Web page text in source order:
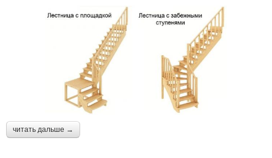
читать дальше →